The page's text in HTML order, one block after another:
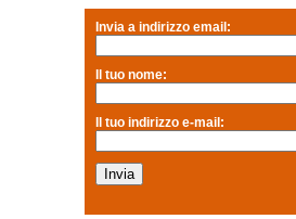
Invia a indirizzo email:
Il tuo nome:
Il tuo indirizzo e-mail: